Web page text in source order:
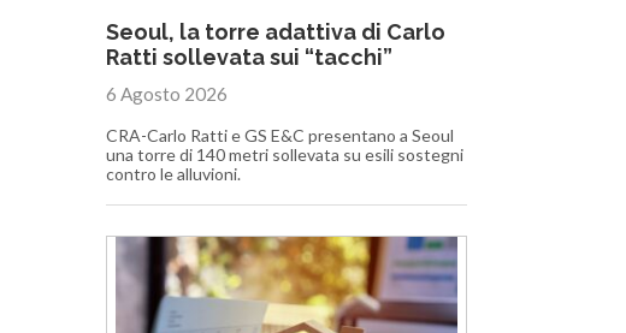
Seoul, la torre adattiva di Carlo
Ratti sollevata sui “tacchi”
6 Agosto 2026
CRA-Carlo Ratti e GS E&C presentano a Seoul
una torre di 140 metri sollevata su esili sostegni
contro le alluvioni.